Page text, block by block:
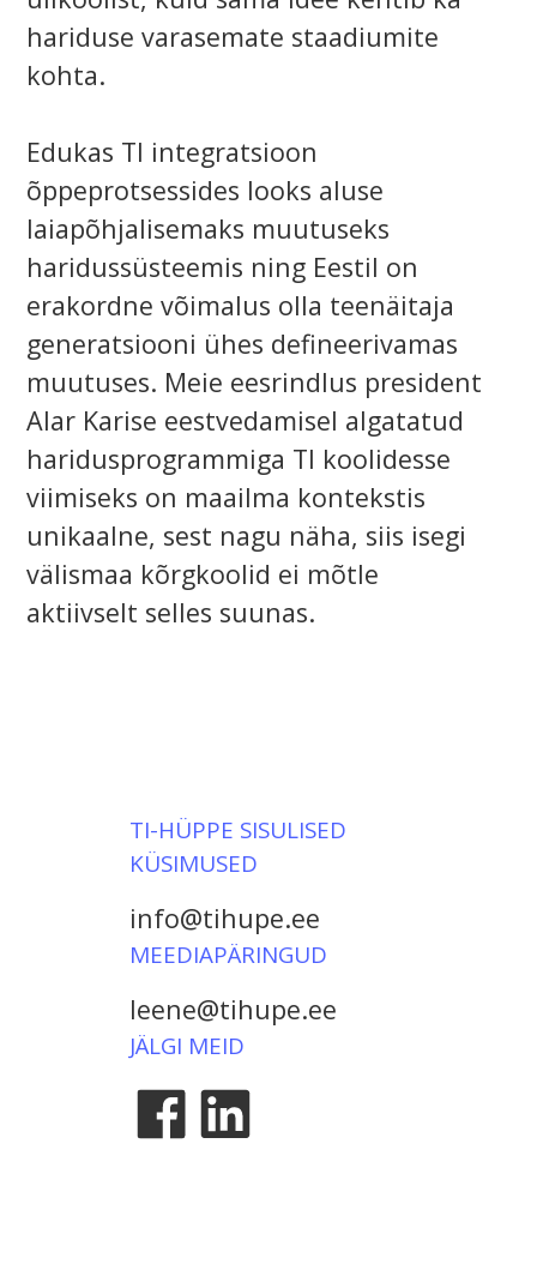
hariduse varasemate staadiumite
kohta.
Edukas TI integratsioon
õppeprotsessides looks aluse
laiapõhjalisemaks muutuseks
haridussüsteemis ning Eestil on
erakordne võimalus olla teenäitaja
generatsiooni ühes defineerivamas
muutuses. Meie eesrindlus president
Alar Karise eestvedamisel algatatud
haridusprogrammiga TI koolidesse
viimiseks on maailma kontekstis
unikaalne, sest nagu näha, siis isegi
välismaa kõrgkoolid ei mõtle
aktiivselt selles suunas.
TI-HÜPPE SISULISED
KÜSIMUSED
info@tihupe.ee
MEEDIAPÄRINGUD
leene@tihupe.ee
JÄLGI MEID